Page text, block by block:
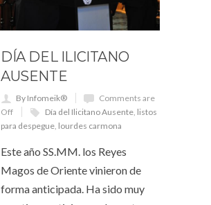
DÍA DEL ILICITANO
AUSENTE
By Infomeik®
Comments are
Off
Día del Ilicitano Ausente, listos
para despegue, lourdes carmona
Este año SS.MM. los Reyes
Magos de Oriente vinieron de
forma anticipada. Ha sido muy